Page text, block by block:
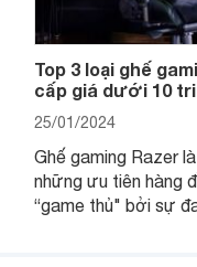
Top 3 loại ghế
cấp giá dưới 10
25/01/2024
Ghế gaming Razer
những ưu tiên hàng
“game thủ" bởi sự